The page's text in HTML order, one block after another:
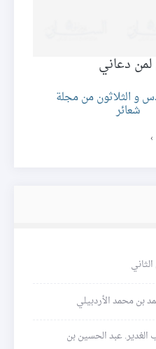
دعاني
و الثلاثون من مجلة
شعائر
›
بن محمد الأردبيلي
عبد الحسين بن